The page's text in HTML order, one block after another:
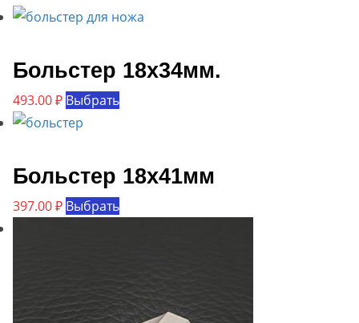
Больстер 18х34мм.
493.00₽ ВыбратьЭтот
несколько
вариаций.
Опции
странице
Больстер 18х41мм
397.00₽ ВыбратьЭтот
вариаций.
Опции